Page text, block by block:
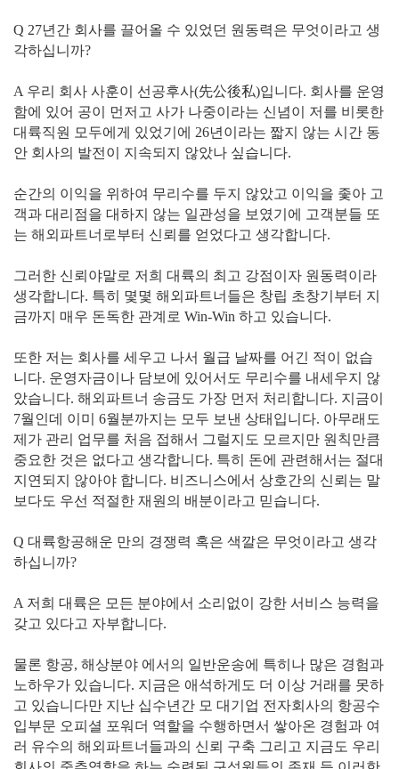
Q 27년간 회사를 끌어올 수 있었던 원동력은 무엇이라고 생
각하십니까?
A 우리 회사 사훈이 선공후사(先公後私)입니다. 회사를 운영
함에 있어 공이 먼저고 사가 나중이라는 신념이 저를 비롯한
대륙직원 모두에게 있었기에 26년이라는 짧지 않는 시간 동
안 회사의 발전이 지속되지 않았나 싶습니다.
순간의 이익을 위하여 무리수를 두지 않았고 이익을 좇아 고
객과 대리점을 대하지 않는 일관성을 보였기에 고객분들 또
는 해외파트너로부터 신뢰를 얻었다고 생각합니다.
그러한 신뢰야말로 저희 대륙의 최고 강점이자 원동력이라
생각합니다. 특히 몇몇 해외파트너들은 창립 초창기부터 지
금까지 매우 돈독한 관계로 Win-Win 하고 있습니다.
또한 저는 회사를 세우고 나서 월급 날짜를 어긴 적이 없습
니다. 운영자금이나 담보에 있어서도 무리수를 내세우지 않
았습니다. 해외파트너 송금도 가장 먼저 처리합니다. 지금이
7월인데 이미 6월분까지는 모두 보낸 상태입니다. 아무래도
제가 관리 업무를 처음 접해서 그럴지도 모르지만 원칙만큼
중요한 것은 없다고 생각합니다. 특히 돈에 관련해서는 절대
지연되지 않아야 합니다. 비즈니스에서 상호간의 신뢰는 말
보다도 우선 적절한 재원의 배분이라고 믿습니다.
Q 대륙항공해운 만의 경쟁력 혹은 색깔은 무엇이라고 생각
하십니까?
A 저희 대륙은 모든 분야에서 소리없이 강한 서비스 능력을
갖고 있다고 자부합니다.
물론 항공, 해상분야 에서의 일반운송에 특히나 많은 경험과
노하우가 있습니다. 지금은 애석하게도 더 이상 거래를 못하
고 있습니다만 지난 십수년간 모 대기업 전자회사의 항공수
입부문 오피셜 포워더 역할을 수행하면서 쌓아온 경험과 여
러 유수의 해외파트너들과의 신뢰 구축 그리고 지금도 우리